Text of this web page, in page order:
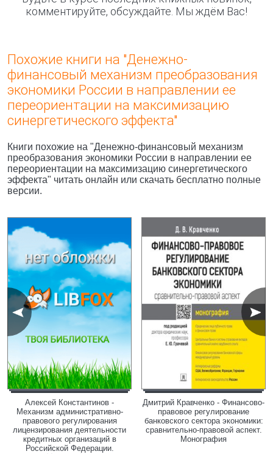
комментируйте, обсуждайте. Мы ждём Вас!
Похожие книги на "Денежно-
финансовый механизм преобразования
экономики России в направлении ее
переориентации на максимизацию
синергетического эффекта"
Книги похожие на "Денежно-финансовый механизм
преобразования экономики России в направлении ее
переориентации на максимизацию синергетического
эффекта" читать онлайн или скачать бесплатно полные
версии.
Алексей Константинов -
Механизм административно-
правового регулирования
лицензирования деятельности
кредитных организаций в
Российской Федерации.
Дмитрий Кравченко - Финансово-
правовое регулирование
банковского сектора экономики:
сравнительно-правовой аспект.
Монография